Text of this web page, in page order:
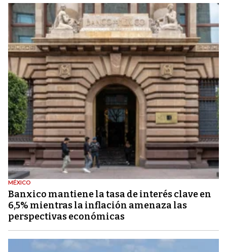
MÉXICO
Banxico mantiene la tasa de interés clave en
6,5% mientras la inflación amenaza las
perspectivas económicas